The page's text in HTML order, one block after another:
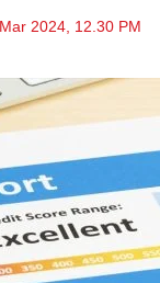
2024, 12.30 PM